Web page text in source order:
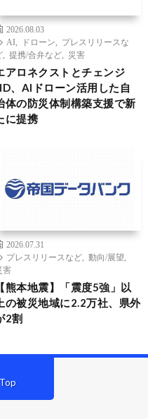
2026.08.03
AI
ドローン
プレスリリースな
提携/合弁など 災害
アロネクストとチェンジ
、AIドローン活用した自
体の防災体制構築支援で新
に提携
2026.07.31
プレスリリースなど
動向/展望
害
【熊本地震】「震度5強」以
上の被災地域に2.2万社、県外
2割